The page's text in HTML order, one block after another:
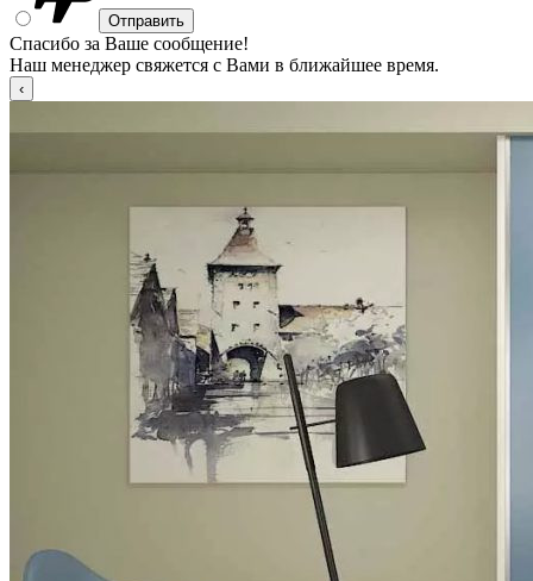
Спасибо за Ваше сообщение!
Наш менеджер свяжется с Вами в ближайшее время.